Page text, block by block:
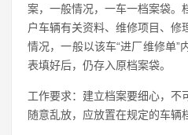
案，一般情况，一车一档案袋。
户车辆有关资料、维修项目、修
情况，一般以该车“进厂维修单”
表填好后，仍存入原档案袋。
工作要求：建立档案要细心，不
随意乱放，应放置在规定的车辆